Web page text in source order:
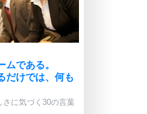
ムである。
だけでは、何も
さに気づく30の言葉